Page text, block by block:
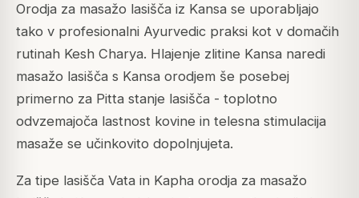
Orodja za masažo lasišča iz Kansa se uporabljajo
tako v profesionalni Ayurvedic praksi kot v domačih
rutinah Kesh Charya. Hlajenje zlitine Kansa naredi
masažo lasišča s Kansa orodjem še posebej
primerno za Pitta stanje lasišča - toplotno
odvzemajoča lastnost kovine in telesna stimulacija
masaže se učinkovito dopolnjujeta.
Za tipe lasišča Vata in Kapha orodja za masažo